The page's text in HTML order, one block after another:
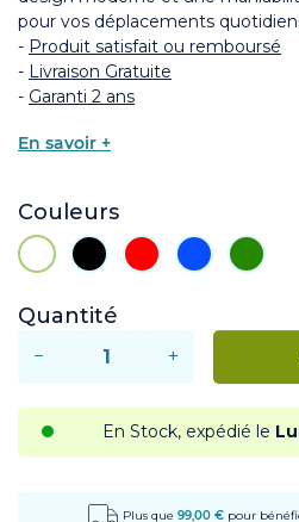
pour vos déplacements
- Produit satisfait ou remboursé
- Livraison Gratuite
- Garanti 2 ans
En savoir +
Couleurs
Blanc Noir RougeBleu Vert
Quantité
− +
En Stock, expédié le
Plus que 99,00 € pour